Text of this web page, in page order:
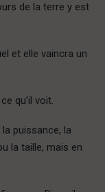
de la terre y est
et elle vaincra un
qu’il voit.
puissance, la
la taille, mais en